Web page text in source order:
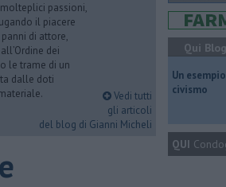
passioni,
il piacere
di attore,
dei
le trame di un
dalle doti
Vedi tutti
gli articoli
del blog di Gianni Micheli
Qui Blog
​Un
civismo
QUI